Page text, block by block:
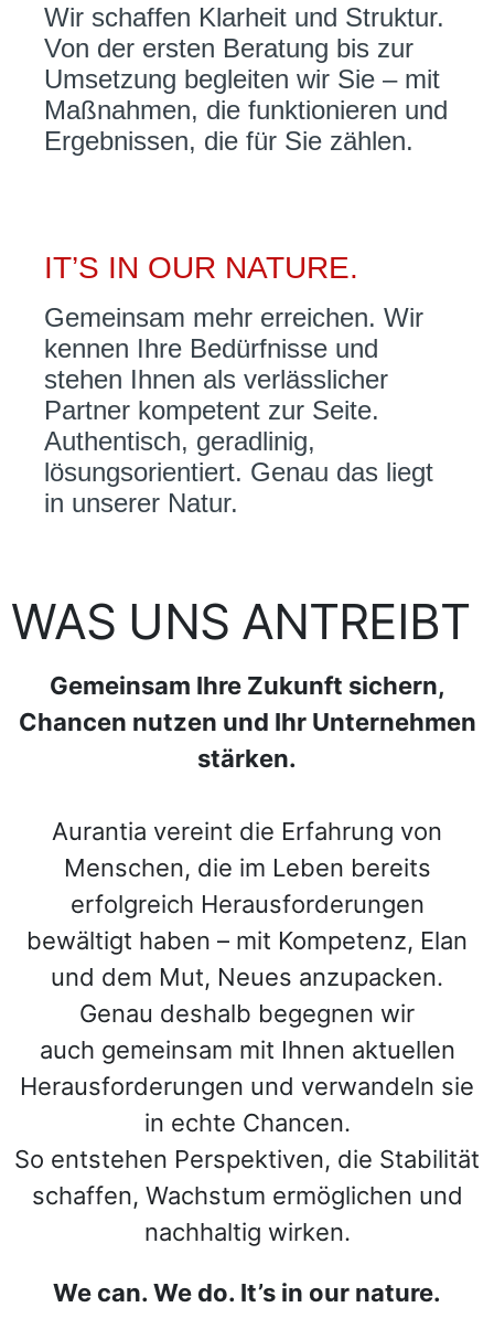
Wir schaffen Klarheit und Struktur.
Von der ersten Beratung bis zur
Umsetzung begleiten wir Sie – mit
Maßnahmen, die funktionieren und
Ergebnissen, die für Sie zählen.
IT’S IN OUR NATURE.
Gemeinsam mehr erreichen. Wir
kennen Ihre Bedürfnisse und
stehen Ihnen als verlässlicher
Partner kompetent zur Seite.
Authentisch, geradlinig,
lösungsorientiert. Genau das liegt
in unserer Natur.
WAS UNS ANTREIBT
Gemeinsam Ihre Zukunft sichern,
Chancen nutzen und Ihr Unternehmen
stärken.
Aurantia vereint die Erfahrung von
Menschen, die im Leben bereits
erfolgreich Herausforderungen
bewältigt haben – mit Kompetenz, Elan
und dem Mut, Neues anzupacken.
Genau deshalb begegnen wir
auch gemeinsam mit Ihnen aktuellen
Herausforderungen und verwandeln sie
in echte Chancen.
So entstehen Perspektiven, die Stabilität
schaffen, Wachstum ermöglichen und
nachhaltig wirken.
We can. We do. It’s in our nature.